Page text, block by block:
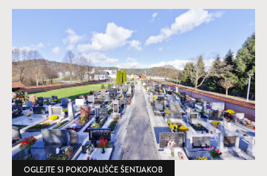
OGLEJTE SI POKOPALIŠČE ŠENTJAKOB